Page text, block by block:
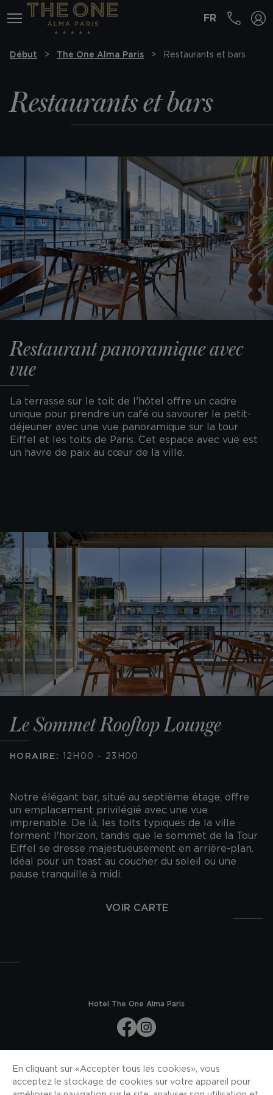
MENÚ FR
Début The One Alma Paris Restaurants et bars
Restaurants et bars
Restaurant panoramique avec
vue
La terrasse sur le toit de l'hôtel offre un cadre
unique pour prendre un café ou savourer le petit-
déjeuner avec une vue panoramique sur la tour
Eiffel et les toits de Paris. Cet espace avec vue est
un havre de paix au cœur de la ville.
Le Sommet Rooftop Lounge
HORAIRE: 12H00 - 23H00
Notre élégant bar, situé au septième étage, offre
un emplacement privilégié avec une vue
imprenable. De là, les toits typiques de la ville
forment l'horizon, tandis que le sommet de la Tour
Eiffel se dresse majestueusement en arrière-plan.
Idéal pour un toast au coucher du soleil ou une
pause tranquille à midi.
VOIR CARTE
Hotel The One Alma Paris
S'INSCRIRE
En cliquant sur « Accepter tous les cookies », vous
acceptez le stockage de cookies sur votre appareil pour